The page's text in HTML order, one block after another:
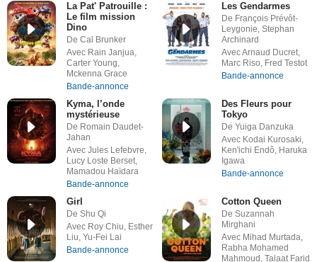
La Pat' Patrouille :
Le film mission
Dino
De Cal Brunker
Avec Rain Janjua,
Carter Young,
Mckenna Grace
Bande-annonce
Les Gendarmes
De François Prévôt-
Leygonie, Stephan
Archinard
Avec Arnaud Ducret,
Marc Riso, Fred Testot
Bande-annonce
Kyma, l’onde
mystérieuse
De Romain Daudet-
Jahan
Avec Jules Lefebvre,
Lucy Loste Berset,
Mamadou Haïdara
Bande-annonce
Des Fleurs pour
Tokyo
De Yuiga Danzuka
Avec Kodai Kurosaki,
Ken'ichi Endô, Haruka
Igawa
Bande-annonce
Girl
De Shu Qi
Avec Roy Chiu, Esther
Liu, Yu-Fei Lai
Bande-annonce
Cotton Queen
De Suzannah
Mirghani
Avec Mihad Murtada,
Rabha Mohamed
Mahmoud, Talaat Farid